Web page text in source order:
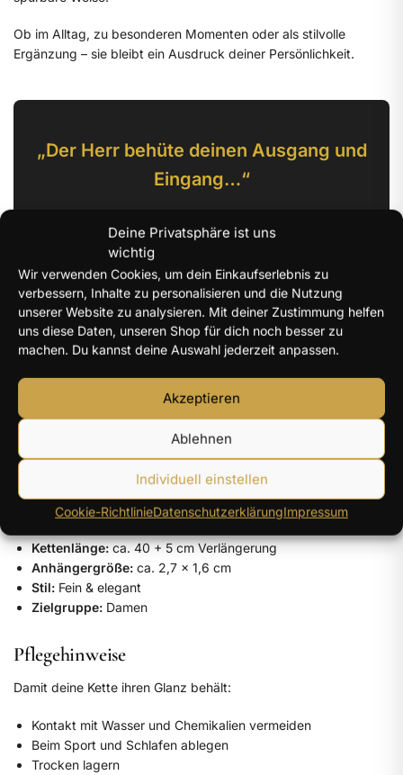
Deine Privatsphäre ist uns
wichtig
Wir verwenden Cookies, um dein Einkaufserlebnis zu
verbessern, Inhalte zu personalisieren und die Nutzung
unserer Website zu analysieren. Mit deiner Zustimmung helfen
uns diese Daten, unseren Shop für dich noch besser zu
machen. Du kannst deine Auswahl jederzeit anpassen.
Akzeptieren
Ablehnen
Individuell einstellen
Cookie-RichtlinieDatenschutzerklärungImpressum
Ob im Alltag, zu besonderen Momenten oder als stilvolle
Ergänzung – sie bleibt ein Ausdruck deiner Persönlichkeit.
„Der Herr behüte deinen Ausgang und
Eingang…“
Produktdetails
Material & Verarbeitung
925 Sterling Silber
Stein:Zirkon (5A Qualität)
Kreuz Anhänger
Farbe:Silber / Weiß
Maße & Komfort
Kettenlänge:ca. 40 + 5 cm Verlängerung
Anhängergröße: ca. 2,7 x 1,6 cm
Stil: Fein & elegant
Zielgruppe: Damen
Pflegehinweise
Damit deine Kette ihren Glanz behält:
Kontakt mit Wasser und Chemikalien vermeiden
Beim Sport und Schlafen ablegen
Trocken lagern